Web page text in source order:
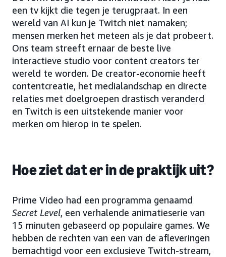
een tv kijkt die tegen je terugpraat. In een
wereld van AI kun je Twitch niet namaken;
mensen merken het meteen als je dat probeert.
Ons team streeft ernaar de beste live
interactieve studio voor content creators ter
wereld te worden. De creator-economie heeft
contentcreatie, het medialandschap en directe
relaties met doelgroepen drastisch veranderd
en Twitch is een uitstekende manier voor
merken om hierop in te spelen.
Hoe ziet dat er in de praktijk uit?
Prime Video had een programma genaamd
Secret Level, een verhalende animatieserie van
15 minuten gebaseerd op populaire games. We
hebben de rechten van een van de afleveringen
bemachtigd voor een exclusieve Twitch-stream,